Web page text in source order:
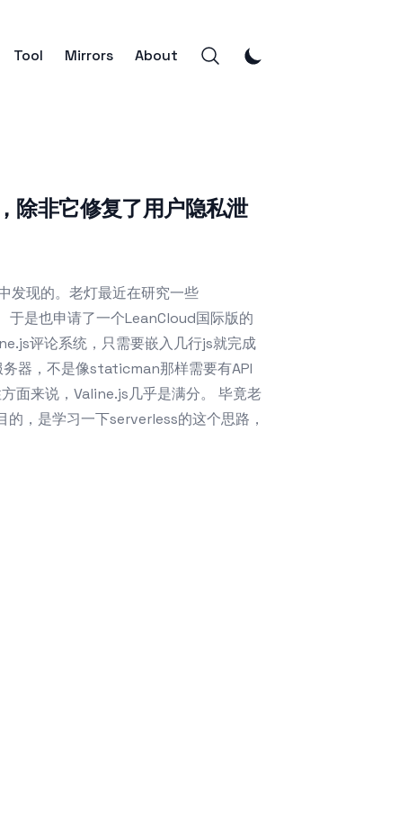
Tool Mirrors About
除非它修复了用户隐私泄
发现的。老灯最近在研究一些
于是也申请了一个LeanCloud国际版的
评论系统，只需要嵌入几行js就完成
器，不是像staticman那样需要有API
面来说，Valine.js几乎是满分。 毕竟老
，是学习一下serverless的这个思路，